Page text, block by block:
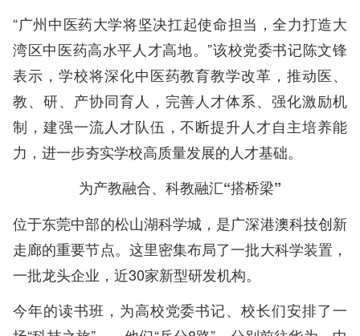
“广州中医药大学将坚决扛起使命担当，全力打造大
湾区中医药高水平人才高地。”该校党委书记陈文锋
表示，学校将深化中医药教育教学改革，推动医、
教、研、产协同育人，完善人才体系、强化激励机
制，建强一流人才队伍，不断提升人才自主培养能
力，进一步夯实学校高质量发展的人才基础。
为产教融合、科教融汇“搭桥梁”
位于东莞中部的松山湖科学城，是广深港澳科技创新
走廊的重要节点。这里密集布局了一批大科学装置，
一批龙头企业，近30家新型研发机构。
今年的读书班，为高校党委书记、校长们安排了一